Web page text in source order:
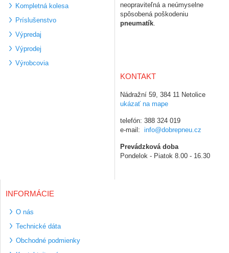
Kompletná kolesa
Príslušenstvo
Výpredaj
Výprodej
Výrobcovia
neopraviteľná a neúmyselne
spôsobená poškodeniu
pneumatík
KONTAKT
Nádražní 59, 384 11 Netolice
ukázať na mape
telefón: 388 324 019
e-mail: info@dobrepneu.cz
Prevádzková doba
Pondelok - Piatok 8.00 - 16.30
INFORMÁCIE
O nás
Technické dáta
Obchodné podmienky